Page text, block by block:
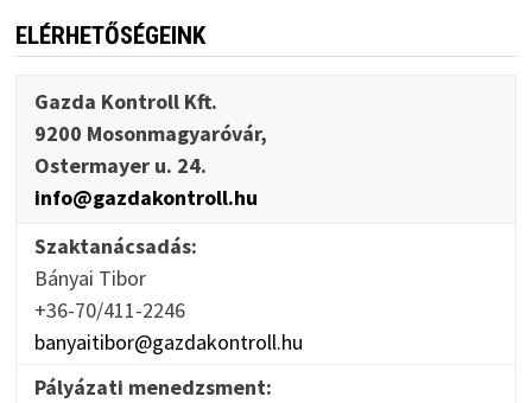
ELÉRHETŐSÉGEINK
Gazda Kontroll Kft.
9200 Mosonmagyaróvár,
Ostermayer u. 24.
info@gazdakontroll.hu
Szaktanácsadás:
Bányai Tibor
+36-70/411-2246
banyaitibor@gazdakontroll.hu
Pályázati menedzsment: